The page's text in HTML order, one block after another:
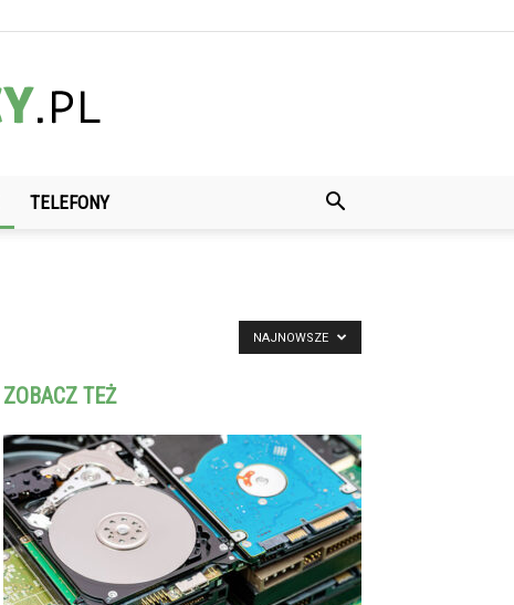
TELEFONY
NAJNOWSZE
ZOBACZ TEŻ